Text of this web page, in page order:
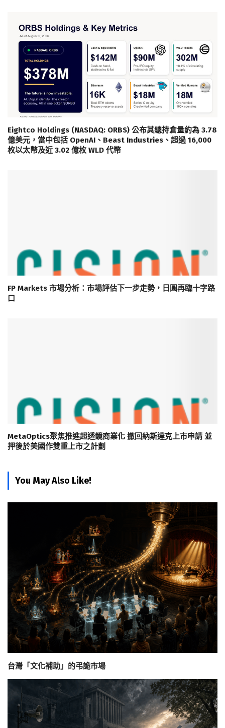
Eightco Holdings (NASDAQ: ORBS) 公布其總持倉量約為 3.78
億美元，當中包括 OpenAI、Beast Industries、超過 16,000
枚以太幣及近 3.02 億枚 WLD 代幣
FP Markets 市場分析：市場評估下一步走勢，日圓再臨十字路
口
MetaOptics聚焦推進超透鏡商業化 撤回納斯達克上市申請 並
押後於美國作雙重上市之計劃
You May Also Like!
台灣「文化補助」的弔詭市場